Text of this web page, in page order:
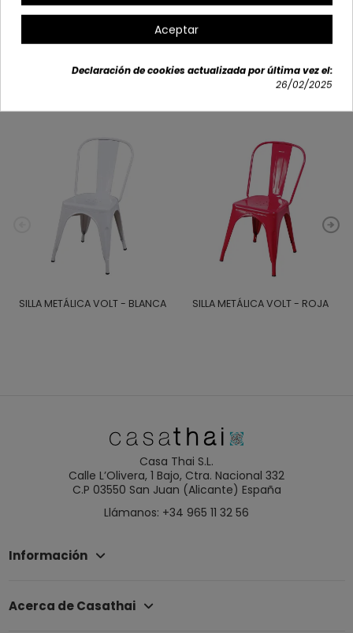
Detalles del producto
SILLA METÁLICA VOLT - BLANCA SILLA METÁLICA VOLT - ROJA
Casa Thai S.L.
Calle L’Olivera, 1 Bajo, Ctra. Nacional 332
C.P 03550 San Juan (Alicante) España
Llámanos: +34 965 11 32 56
Información
Acerca de Casathai
Aceptar
Declaración de cookies actualizada por última vez el:
26/02/2025